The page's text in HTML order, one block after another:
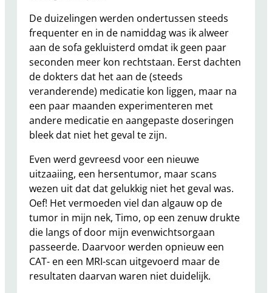
De duizelingen werden ondertussen steeds
frequenter en in de namiddag was ik alweer
aan de sofa gekluisterd omdat ik geen paar
seconden meer kon rechtstaan. Eerst dachten
de dokters dat het aan de (steeds
veranderende) medicatie kon liggen, maar na
een paar maanden experimenteren met
andere medicatie en aangepaste doseringen
bleek dat niet het geval te zijn.
Even werd gevreesd voor een nieuwe
uitzaaiing, een hersentumor, maar scans
wezen uit dat dat gelukkig niet het geval was.
Oef! Het vermoeden viel dan algauw op de
tumor in mijn nek, Timo, op een zenuw drukte
die langs of door mijn evenwichtsorgaan
passeerde. Daarvoor werden opnieuw een
CAT- en een MRI-scan uitgevoerd maar de
resultaten daarvan waren niet duidelijk.